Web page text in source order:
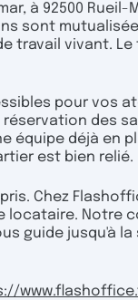
à 92500
sont
travail vivant.
pour vos
des
équipe déjà en
est bien relié.
Chez
Notre
guide jusqu'à